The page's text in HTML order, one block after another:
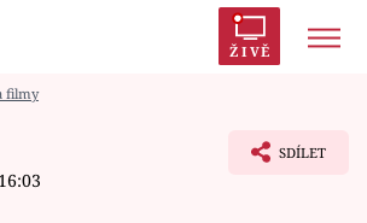
ŽIVĚ
filmy
SDÍLET